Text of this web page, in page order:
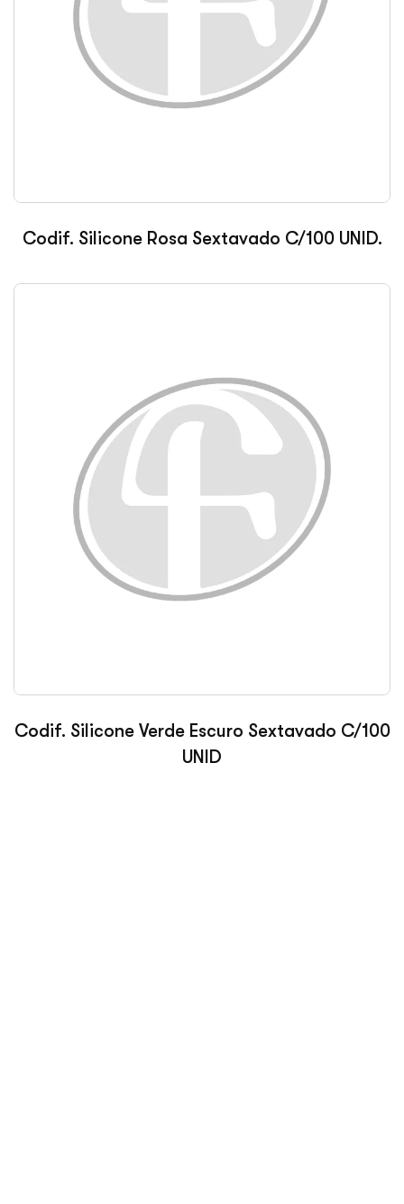
Codif. Silicone Rosa Sextavado C/100 UNID.
Codif. Silicone Verde Escuro Sextavado C/100
UNID